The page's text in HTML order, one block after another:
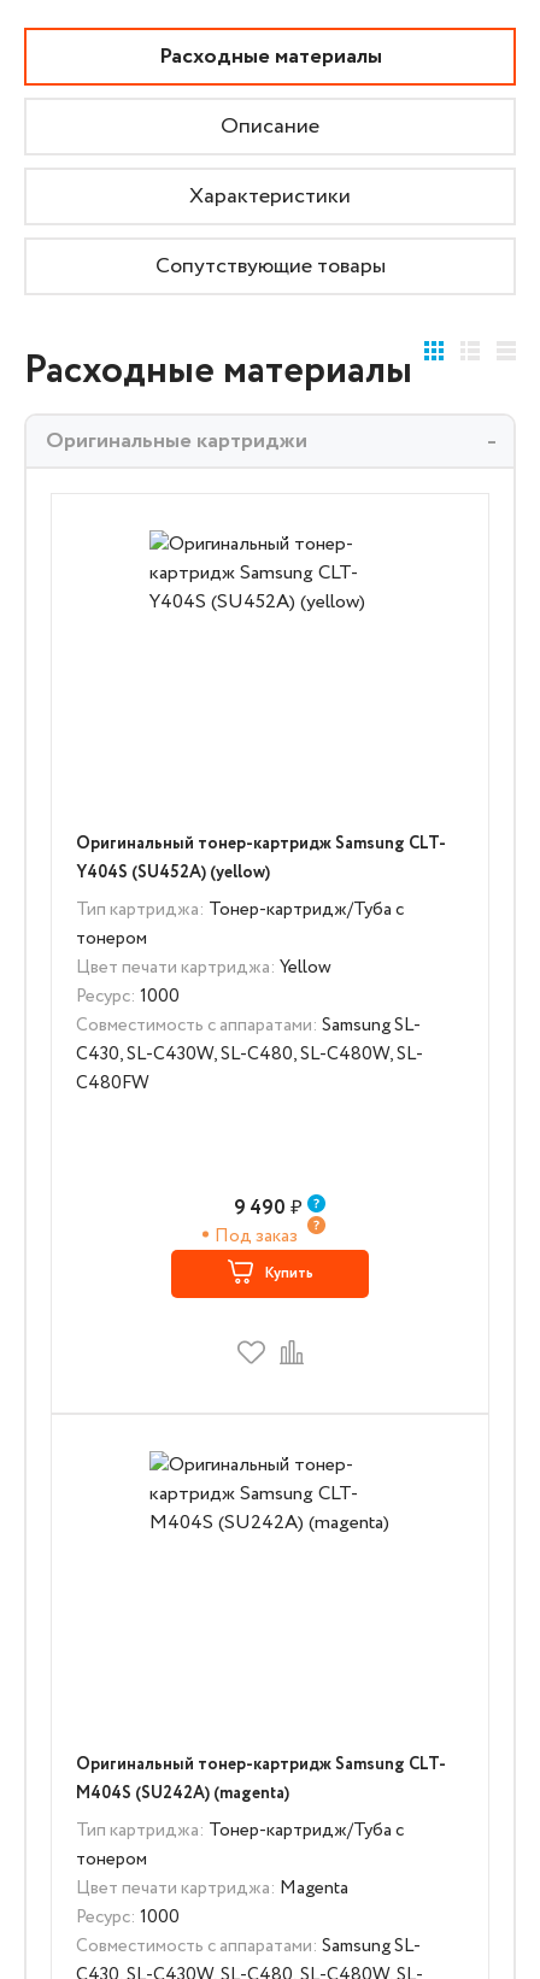
Расходные материалы
Описание
Характеристики
Сопутствующие товары
Расходные материалы
Оригинальные картриджи
Оригинальный тонер-картридж Samsung CLT-
Y404S (SU452A) (yellow)
Тип картриджа: Тонер-картридж/Туба с
тонером
Цвет печати картриджа: Yellow
Ресурс: 1000
Совместимость с аппаратами: Samsung SL-
C430, SL-C430W, SL-C480, SL-C480W, SL-
C480FW
9 490 ₽
Под заказ
Купить
Оригинальный тонер-картридж Samsung CLT-
M404S (SU242A) (magenta)
Тип картриджа: Тонер-картридж/Туба с
тонером
Цвет печати картриджа: Magenta
Ресурс: 1000
Совместимость с аппаратами: Samsung SL-